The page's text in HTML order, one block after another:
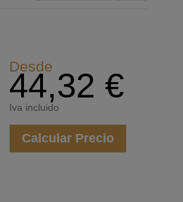
Desde
44,32 €
Iva incluido
Calcular Precio